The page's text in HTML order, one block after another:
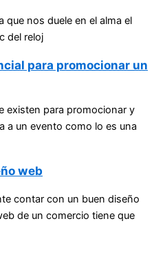
que nos duele en el alma el
del reloj
para promocionar un
existen para promocionar y
a un evento como lo es una
web
contar con un buen diseño
de un comercio tiene que